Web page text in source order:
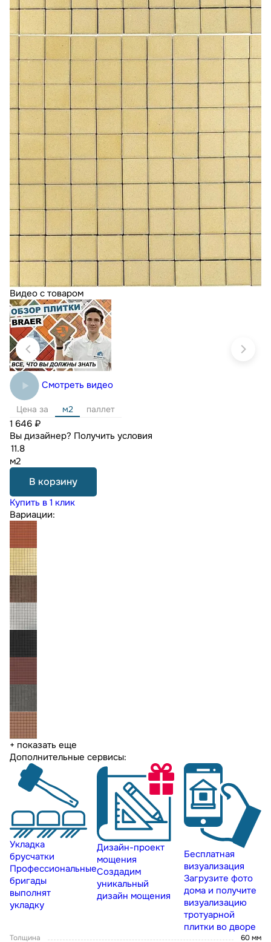
Видео с товаром
Смотреть видео
Цена за м2 паллет
1 646 ₽
Вы дизайнер? Получить условия
м2
В корзину
Купить в 1 клик
Вариации:
+ показать еще
Дополнительные сервисы:
Укладка
брусчатки
Профессиональные
бригады
выполнят
укладку
Дизайн-проект
мощения
Создадим
уникальный
дизайн мощения
Бесплатная
визуализация
Загрузите фото
дома и получите
визуализацию
тротуарной
плитки во дворе
Толщина
60 мм